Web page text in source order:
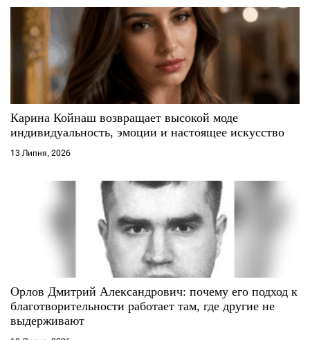
а
п
с
і
в
Карина Койнаш возвращает высокой моде
индивидуальность, эмоции и настоящее искусство
13 Липня, 2026
Орлов Дмитрий Александрович: почему его подход к
благотворительности работает там, где другие не
выдерживают